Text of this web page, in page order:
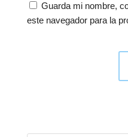
Guarda mi nombre,
este navegador para la